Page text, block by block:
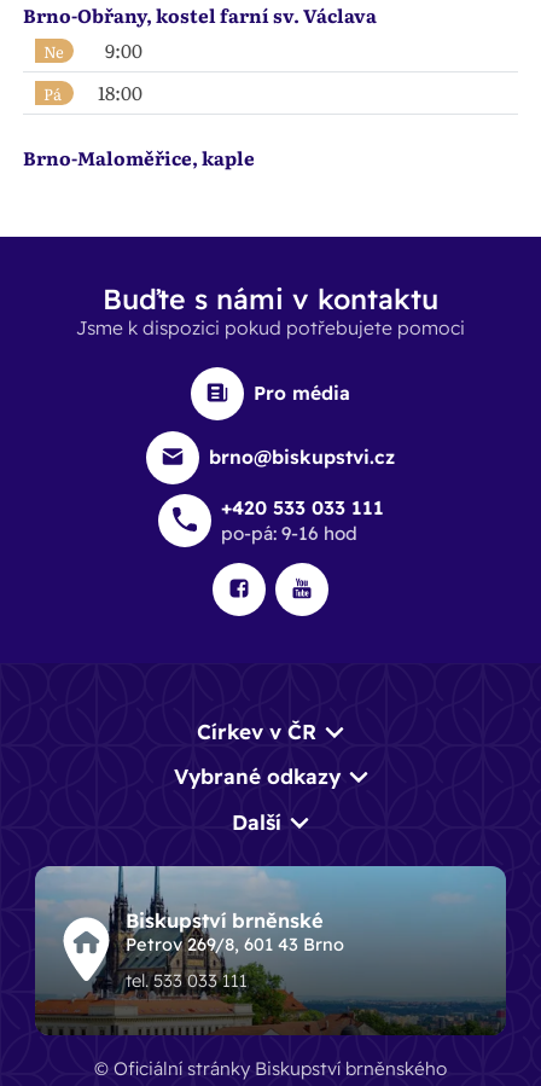
Brno-Obřany, kostel farní sv. Václava
Ne 9:00
Pá 18:00
Brno-Maloměřice, kaple
Buďte s námi v kontaktu
Jsme k dispozici pokud potřebujete pomoci
Pro média
brno@biskupstvi.cz
+420 533 033 111
po-pá: 9-16 hod
Církev v ČR
Vybrané odkazy
Další
Biskupství brněnské
Petrov 269/8, 601 43 Brno
tel. 533 033 111
© Oficiální stránky Biskupství brněnského